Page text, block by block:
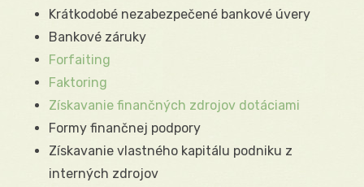
Krátkodobé nezabezpečené bankové úvery
Bankové záruky
Forfaiting
Faktoring
Získavanie finančných zdrojov dotáciami
Formy finančnej podpory
Získavanie vlastného kapitálu podniku z
interných zdrojov